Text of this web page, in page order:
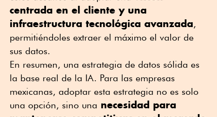
centrada en el cliente y una
infraestructura tecnológica avanzada,
permitiéndoles extraer el máximo el valor de
sus datos.
En resumen, una estrategia de datos sólida es
la base real de la IA. Para las empresas
mexicanas, adoptar esta estrategia no es solo
una opción, sino una necesidad para